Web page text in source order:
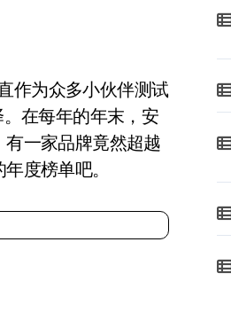
在每年的年末，安
一家品牌竟然超越
度榜单吧。